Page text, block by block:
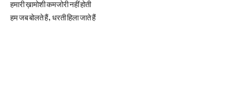
हम जब बोलते हैं, धरती हिला जाते हैं